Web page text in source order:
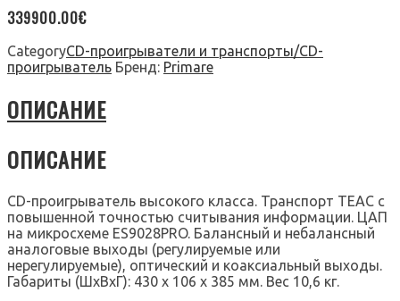
339900.00€
CategoryCD-проигрыватели и транспорты/CD-
проигрыватель Бренд: Primare
ОПИСАНИЕ
ОПИСАНИЕ
CD-проигрыватель высокого класса. Транспорт TEAC с
повышенной точностью считывания информации. ЦАП
на микросхеме ES9028PRO. Балансный и небалансный
аналоговые выходы (регулируемые или
нерегулируемые), оптический и коаксиальный выходы.
Габариты (ШхВхГ): 430 x 106 x 385 мм. Вес 10,6 кг.